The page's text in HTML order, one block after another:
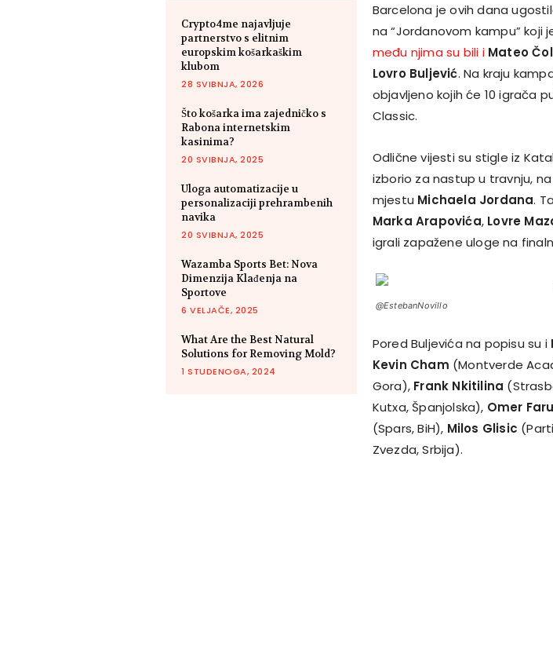
Crypto4me najavljuje
partnerstvo s elitnim
europskim košarkaškim
klubom
28 SVIBNJA, 2026
Što košarka ima zajedničko s
Rabona internetskim
kasinima?
20 SVIBNJA, 2025
Uloga automatizacije u
personalizaciji prehrambenih
navika
20 SVIBNJA, 2025
Wazamba Sports Bet: Nova
Dimenzija Klađenja na
Sportove
6 VELJAČE, 2025
What Are the Best Natural
Solutions for Removing Mold?
1 STUDENOGA, 2024
Barcelona je ovih dana
na “Jordanovom kampu”
među njima su bili i Mateo
Lovro Buljević. Na kraju
objavljeno kojih će 10 igrača
Classic.
Odlične vijesti su stigle iz
izborio za nastup u travnju,
mjestu Michaela Jordana.
Marka Arapovića, Lovre
igrali zapažene uloge na
@EstebanNovillo
Pored Buljevića na popisu su i
Kevin Cham (Montverde
Gora), Frank Nkitilina
Kutxa, Španjolska), Omer
(Spars, BiH), Milos Glisic
Zvezda, Srbija).